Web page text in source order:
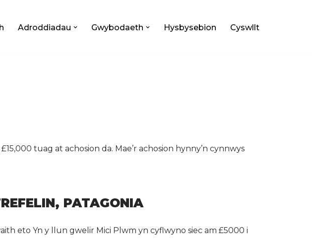
Adroddiadau Gwybodaeth Hysbysebion Cyswllt
tuag at achosion da. Mae’r achosion hynny’n cynnwys
PATAGONIA
eto Yn y llun gwelir Mici Plwm yn cyflwyno siec am £5000 i